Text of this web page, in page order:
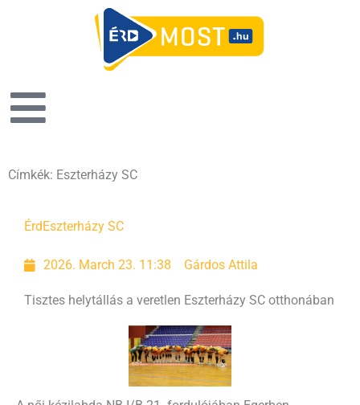
Címkék: Eszterházy SC
Érd Eszterházy SC
2026. March 23. 11:38 Gárdos Attila
Tisztes helytállás a veretlen Eszterházy SC otthonában